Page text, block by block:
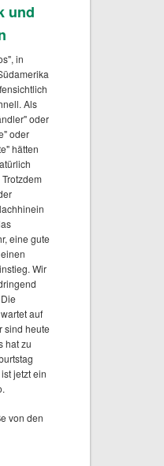
und
in
Als
oder
oder
hätten
eine gute
Wir
auf
sind heute
hat zu
jetzt ein
von den